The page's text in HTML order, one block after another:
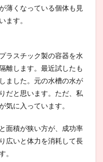
薄くなっている個体も見
ます。
ラスチック製の容器を水
離します。最近試したも
ました。元の水槽の水が
だと思います。ただ、私
気に入っています。
面積が狭い方が、成功率
広いと体力を消耗して長
。